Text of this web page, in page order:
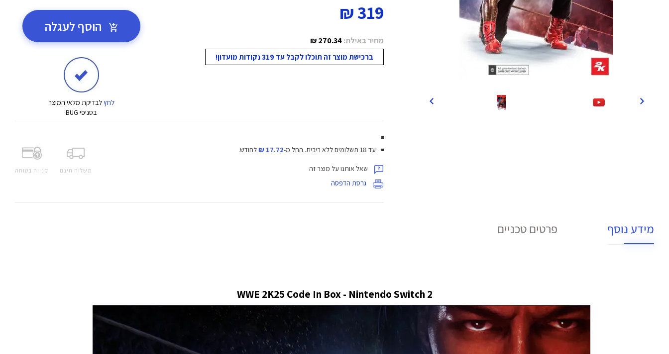
319 ₪
מחיר באילת:270.34 ₪
ברכישת מוצר זה תוכלו לקבל עד 319 נקודות מועדון!
הוסף לעגלה
לחץלבדיקת מלאי המוצר
בסניפי BUG
משלוח חינם קנייה בטוחה
עד 18 תשלומים ללא ריבית. החל מ-17.72 ₪ לחודש.
שאל אותנו על מוצר זה
גרסת הדפסה
מידע נוסף פרטים טכניים
WWE 2K25 Code In Box - Nintendo Switch 2